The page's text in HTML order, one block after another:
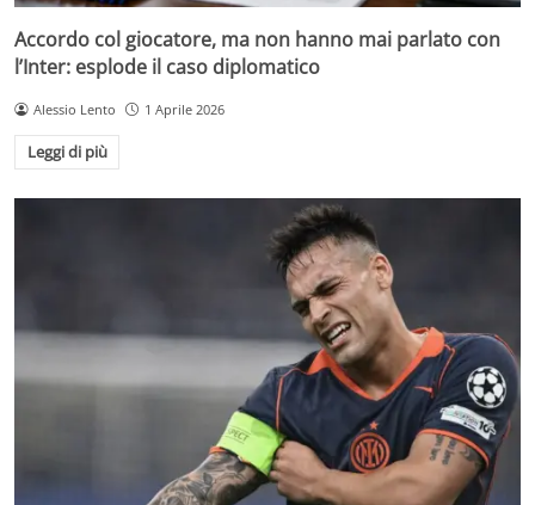
Accordo col giocatore, ma non hanno mai parlato con
l’Inter: esplode il caso diplomatico
Alessio Lento 1 Aprile 2026
Leggi di più